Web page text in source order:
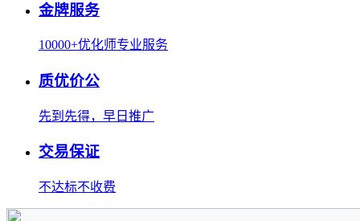
金牌服务
10000+优化师专业服务
质优价公
先到先得，早日推广
交易保证
不达标不收费